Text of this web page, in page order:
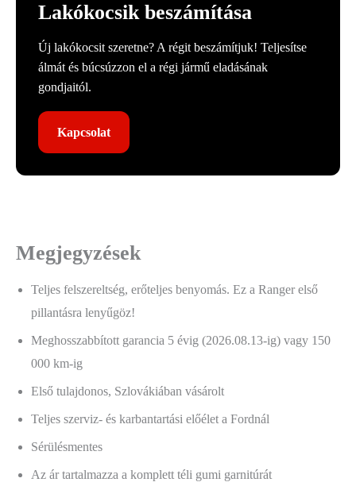
Lakókocsik beszámítása
Új lakókocsit szeretne? A régit beszámítjuk! Teljesítse
álmát és búcsúzzon el a régi jármű eladásának
gondjaitól.
Kapcsolat
Megjegyzések
Teljes felszereltség, erőteljes benyomás. Ez a Ranger első
pillantásra lenyűgöz!
Meghosszabbított garancia 5 évig (2026.08.13-ig) vagy 150
000 km-ig
Első tulajdonos, Szlovákiában vásárolt
Teljes szerviz- és karbantartási előélet a Fordnál
Sérülésmentes
Az ár tartalmazza a komplett téli gumi garnitúrát